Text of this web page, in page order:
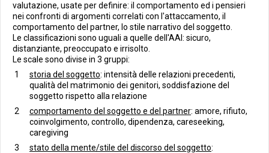
valutazione, usate per definire: il comportamento ed i pensieri
nei confronti di argomenti correlati con l'attaccamento, il
comportamento del partner, lo stile narrativo del soggetto.
Le classificazioni sono uguali a quelle dell'AAI: sicuro,
distanziante, preoccupato e irrisolto.
Le scale sono divise in 3 gruppi:
storia del soggetto: intensità delle relazioni precedenti,
qualità del matrimonio dei genitori, soddisfazione del
soggetto rispetto alla relazione
comportamento del soggetto e del partner: amore, rifiuto,
coinvolgimento, controllo, dipendenza, careseeking,
caregiving
stato della mente/stile del discorso del soggetto: